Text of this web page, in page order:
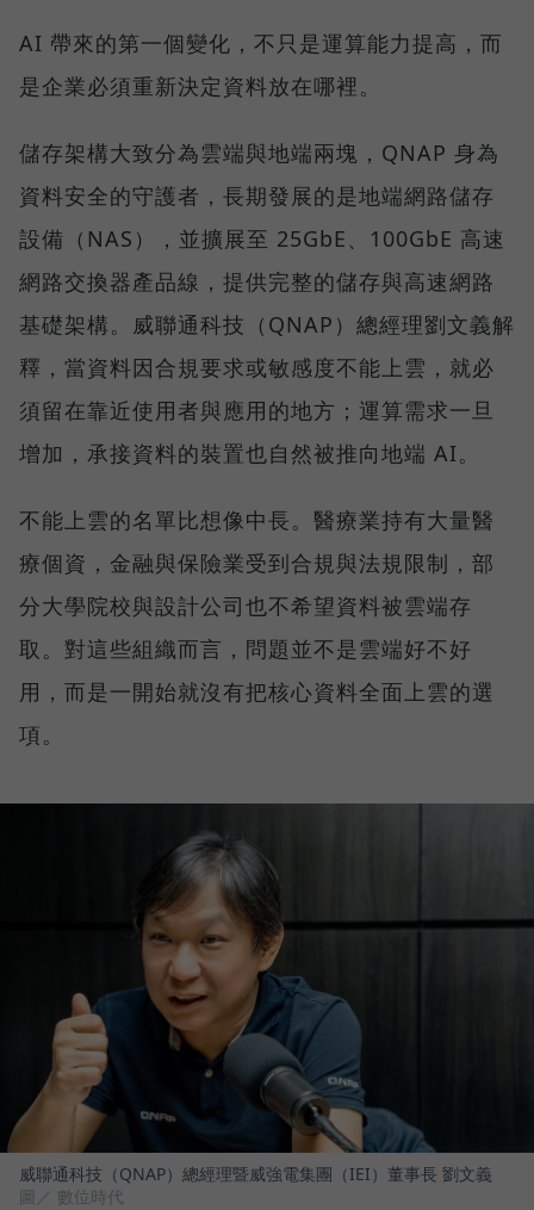
AI 帶來的第一個變化，不只是運算能力提高，而
是企業必須重新決定資料放在哪裡。
儲存架構大致分為雲端與地端兩塊，QNAP 身為
資料安全的守護者，長期發展的是地端網路儲存
設備（NAS），並擴展至 25GbE、100GbE 高速
網路交換器產品線，提供完整的儲存與高速網路
基礎架構。威聯通科技（QNAP）總經理劉文義解
釋，當資料因合規要求或敏感度不能上雲，就必
須留在靠近使用者與應用的地方；運算需求一旦
增加，承接資料的裝置也自然被推向地端 AI。
不能上雲的名單比想像中長。醫療業持有大量醫
療個資，金融與保險業受到合規與法規限制，部
分大學院校與設計公司也不希望資料被雲端存
取。對這些組織而言，問題並不是雲端好不好
用，而是一開始就沒有把核心資料全面上雲的選
項。
威聯通科技（QNAP）總經理暨威強電集團（IEI）董事長 劉文義
圖／ 數位時代